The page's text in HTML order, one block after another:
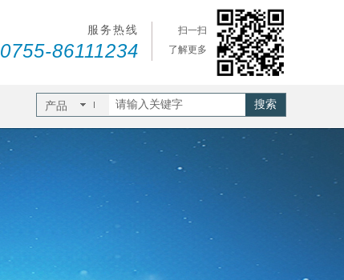
扫一扫
了解更多
服务热线
0755-86111234
产品 搜索